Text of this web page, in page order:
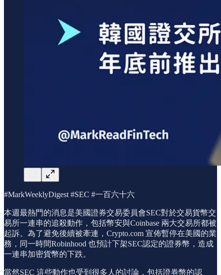
#MarkWeeklyDigest #SEC #一百六十六
本週最熱門的消息是美國證券交易委員會SEC對於交易貨幣交
易所一連串的追殺動作，包括幣安與Coinbase 兩大交易所都被
起訴。為了避免後續被牽連，Crypto.com 宣佈暫停在美國的業
務，同一時間Robinhood 也預計下架SEC認定的證券幣，造成
一連串加密貨幣的下跌。
當然SEC 這些動作也受到很多人的討論，包括證券幣的認